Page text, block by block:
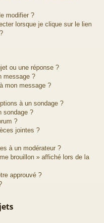
modifier ?
lorsque je clique sur le lien
ou une réponse ?
message ?
mon message ?
à un sondage ?
sondage ?
?
jointes ?
à un modérateur ?
brouillon » affiché lors de la
approuvé ?